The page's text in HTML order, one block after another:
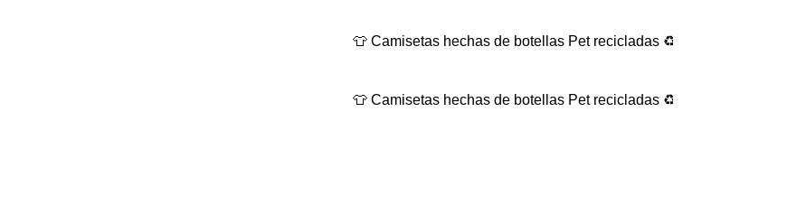
👕 Camisetas hechas de botellas Pet recicladas ♻️ - 🔥 Por compras
👕 Camisetas hechas de botellas Pet recicladas ♻️ - 🔥 Por compras